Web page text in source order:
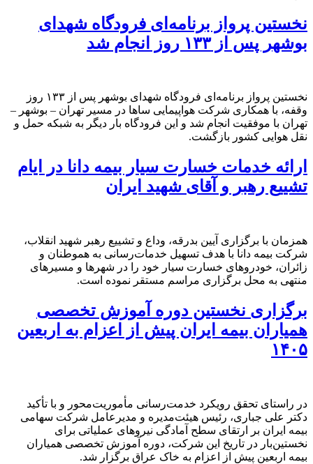
نخستین پرواز برنامه‌ای فرودگاه شهدای
بوشهر پس از ۱۳۳ روز انجام شد
نخستین پرواز برنامه‌ای فرودگاه شهدای بوشهر پس از ۱۳۳ روز
وقفه، با همکاری شرکت هواپیمایی ساها در مسیر تهران – بوشهر –
تهران با موفقیت انجام شد و این فرودگاه بار دیگر به شبکه حمل‌ و
نقل هوایی کشور بازگشت.
ارائه خدمات خسارت سیار بیمه دانا در ایام
تشییع رهبر و آقای شهید ایران
همزمان با برگزاری آیین بدرقه، وداع و تشییع رهبر شهید انقلاب،
شرکت بیمه دانا با هدف تسهیل خدمات‌رسانی به هموطنان و
زائران، خودروهای خسارت سیار خود را در شهرها و مسیرهای
منتهی به محل برگزاری مراسم مستقر نموده است.
برگزاری نخستین دوره آموزش تخصصی
همیاران بیمه ایران پیش از اعزام به اربعین
۱۴۰۵
در راستای تحقق رویکرد خدمت‌رسانی مأموریت‌محور و با تأکید
دکتر علی جباری، رئیس هیئت‌مدیره و مدیرعامل شرکت سهامی
بیمه ایران بر ارتقای سطح آمادگی نیروهای عملیاتی برای
نخستین‌بار در تاریخ این شرکت، دوره آموزش تخصصی همیاران
بیمه اربعین پیش از اعزام به خاک عراق برگزار شد.